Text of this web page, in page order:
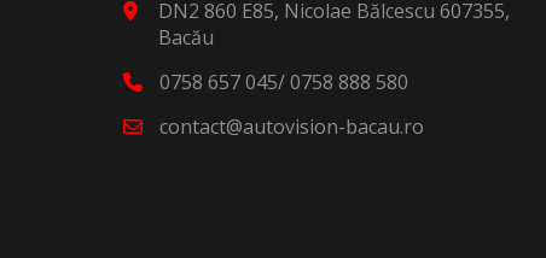
DN2 860 E85, Nicolae Bălcescu 607355,
Bacău
0758 657 045/ 0758 888 580
contact@autovision-bacau.ro